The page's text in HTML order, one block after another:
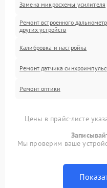
Замена микросхемы усилителя
Ремонт встроенного
других устройств
Калибровка и настройка
Ремонт датчика
Ремонт оптики
Цены в прайс-листе
Мы проверим ваше